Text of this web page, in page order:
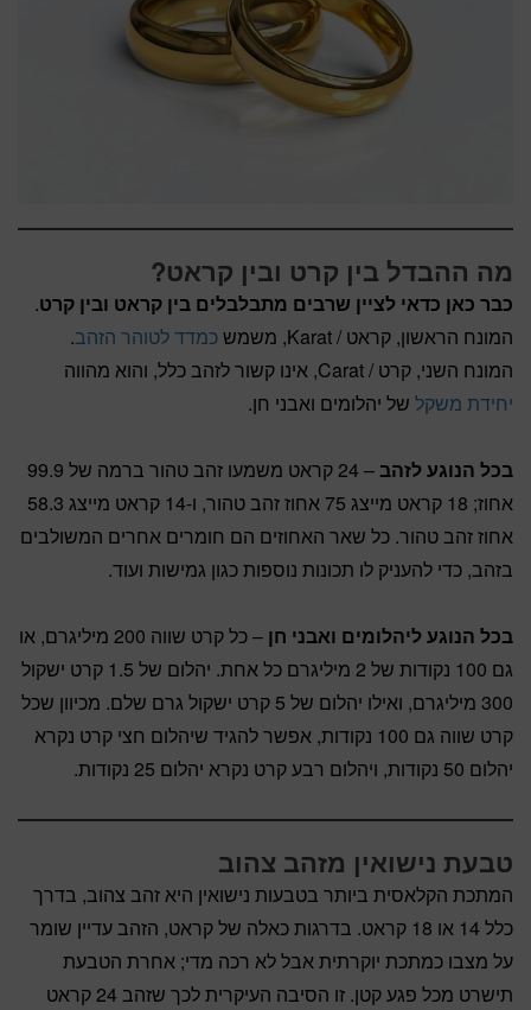
מה ההבדל בין קרט ובין קראט?
כבר כאן כדאי לציין שרבים מתבלבלים בין קראט ובין קרט.
המונח הראשון, קראט / Karat, משמש
כמדד לטוהר הזהב.
המונח השני, קרט / Carat, אינו קשור לזהב כלל, והוא מהווה
יחידת משקל של יהלומים ואבני חן.
בכל הנוגע לזהב
– 24 קראט משמעו זהב טהור ברמה של 99.9
אחוז; 18 קראט מייצג 75 אחוז זהב טהור, ו-14 קראט מייצג 58.3
אחוז זהב טהור. כל שאר האחוזים הם חומרים אחרים המשולבים
בזהב, כדי להעניק לו תכונות נוספות כגון גמישות ועוד.
בכל הנוגע ליהלומים ואבני חן
– כל קרט שווה 200 מיליגרם, או
גם 100 נקודות של 2 מיליגרם כל אחת. יהלום של 1.5 קרט ישקול
300 מיליגרם, ואילו יהלום של 5 קרט ישקול גרם שלם. מכיוון שכל
קרט שווה גם 100 נקודות, אפשר להגיד שיהלום חצי קרט נקרא
יהלום 50 נקודות, ויהלום רבע קרט נקרא יהלום 25 נקודות.
טבעת נישואין מזהב צהוב
המתכת הקלאסית ביותר בטבעות נישואין היא זהב צהוב, בדרך
כלל 14 או 18 קראט. בדרגות כאלה של קראט, הזהב עדיין שומר
על מצבו כמתכת יוקרתית אבל לא רכה מדי; אחרת הטבעת
תישרט מכל פגע קטן. זו הסיבה העיקרית לכך שזהב 24 קראט